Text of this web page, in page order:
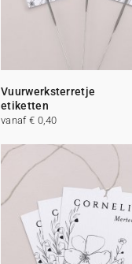
Vuurwerksterretje
etiketten
vanaf € 0,40